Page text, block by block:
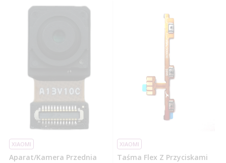
XIAOMI
Aparat/kamera Przednia
XIAOMI
Taśma Flex Z Przyciskami